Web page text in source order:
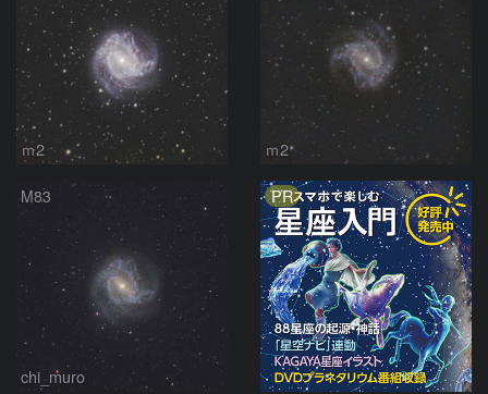
ｍ2 ｍ2
M83
chi_muro
PR